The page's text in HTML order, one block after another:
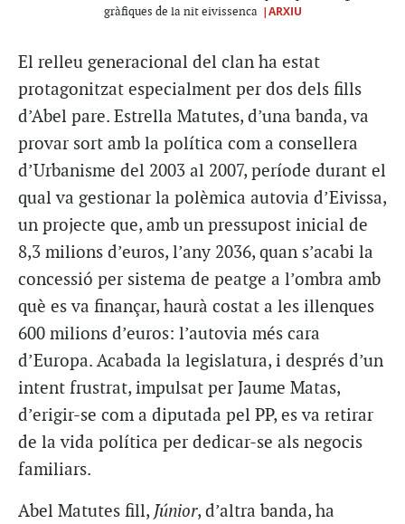
gràfiques de la nit eivissenca |ARXIU
El relleu generacional del clan ha estat
protagonitzat especialment per dos dels fills
d’Abel pare. Estrella Matutes, d’una banda, va
provar sort amb la política com a consellera
d’Urbanisme del 2003 al 2007, període durant el
qual va gestionar la polèmica autovia d’Eivissa,
un projecte que, amb un pressupost inicial de
8,3 milions d’euros, l’any 2036, quan s’acabi la
concessió per sistema de peatge a l’ombra amb
què es va finançar, haurà costat a les illenques
600 milions d’euros: l’autovia més cara
d’Europa. Acabada la legislatura, i després d’un
intent frustrat, impulsat per Jaume Matas,
d’erigir-se com a diputada pel PP, es va retirar
de la vida política per dedicar-se als negocis
familiars.
Abel Matutes fill, Júnior, d’altra banda, ha